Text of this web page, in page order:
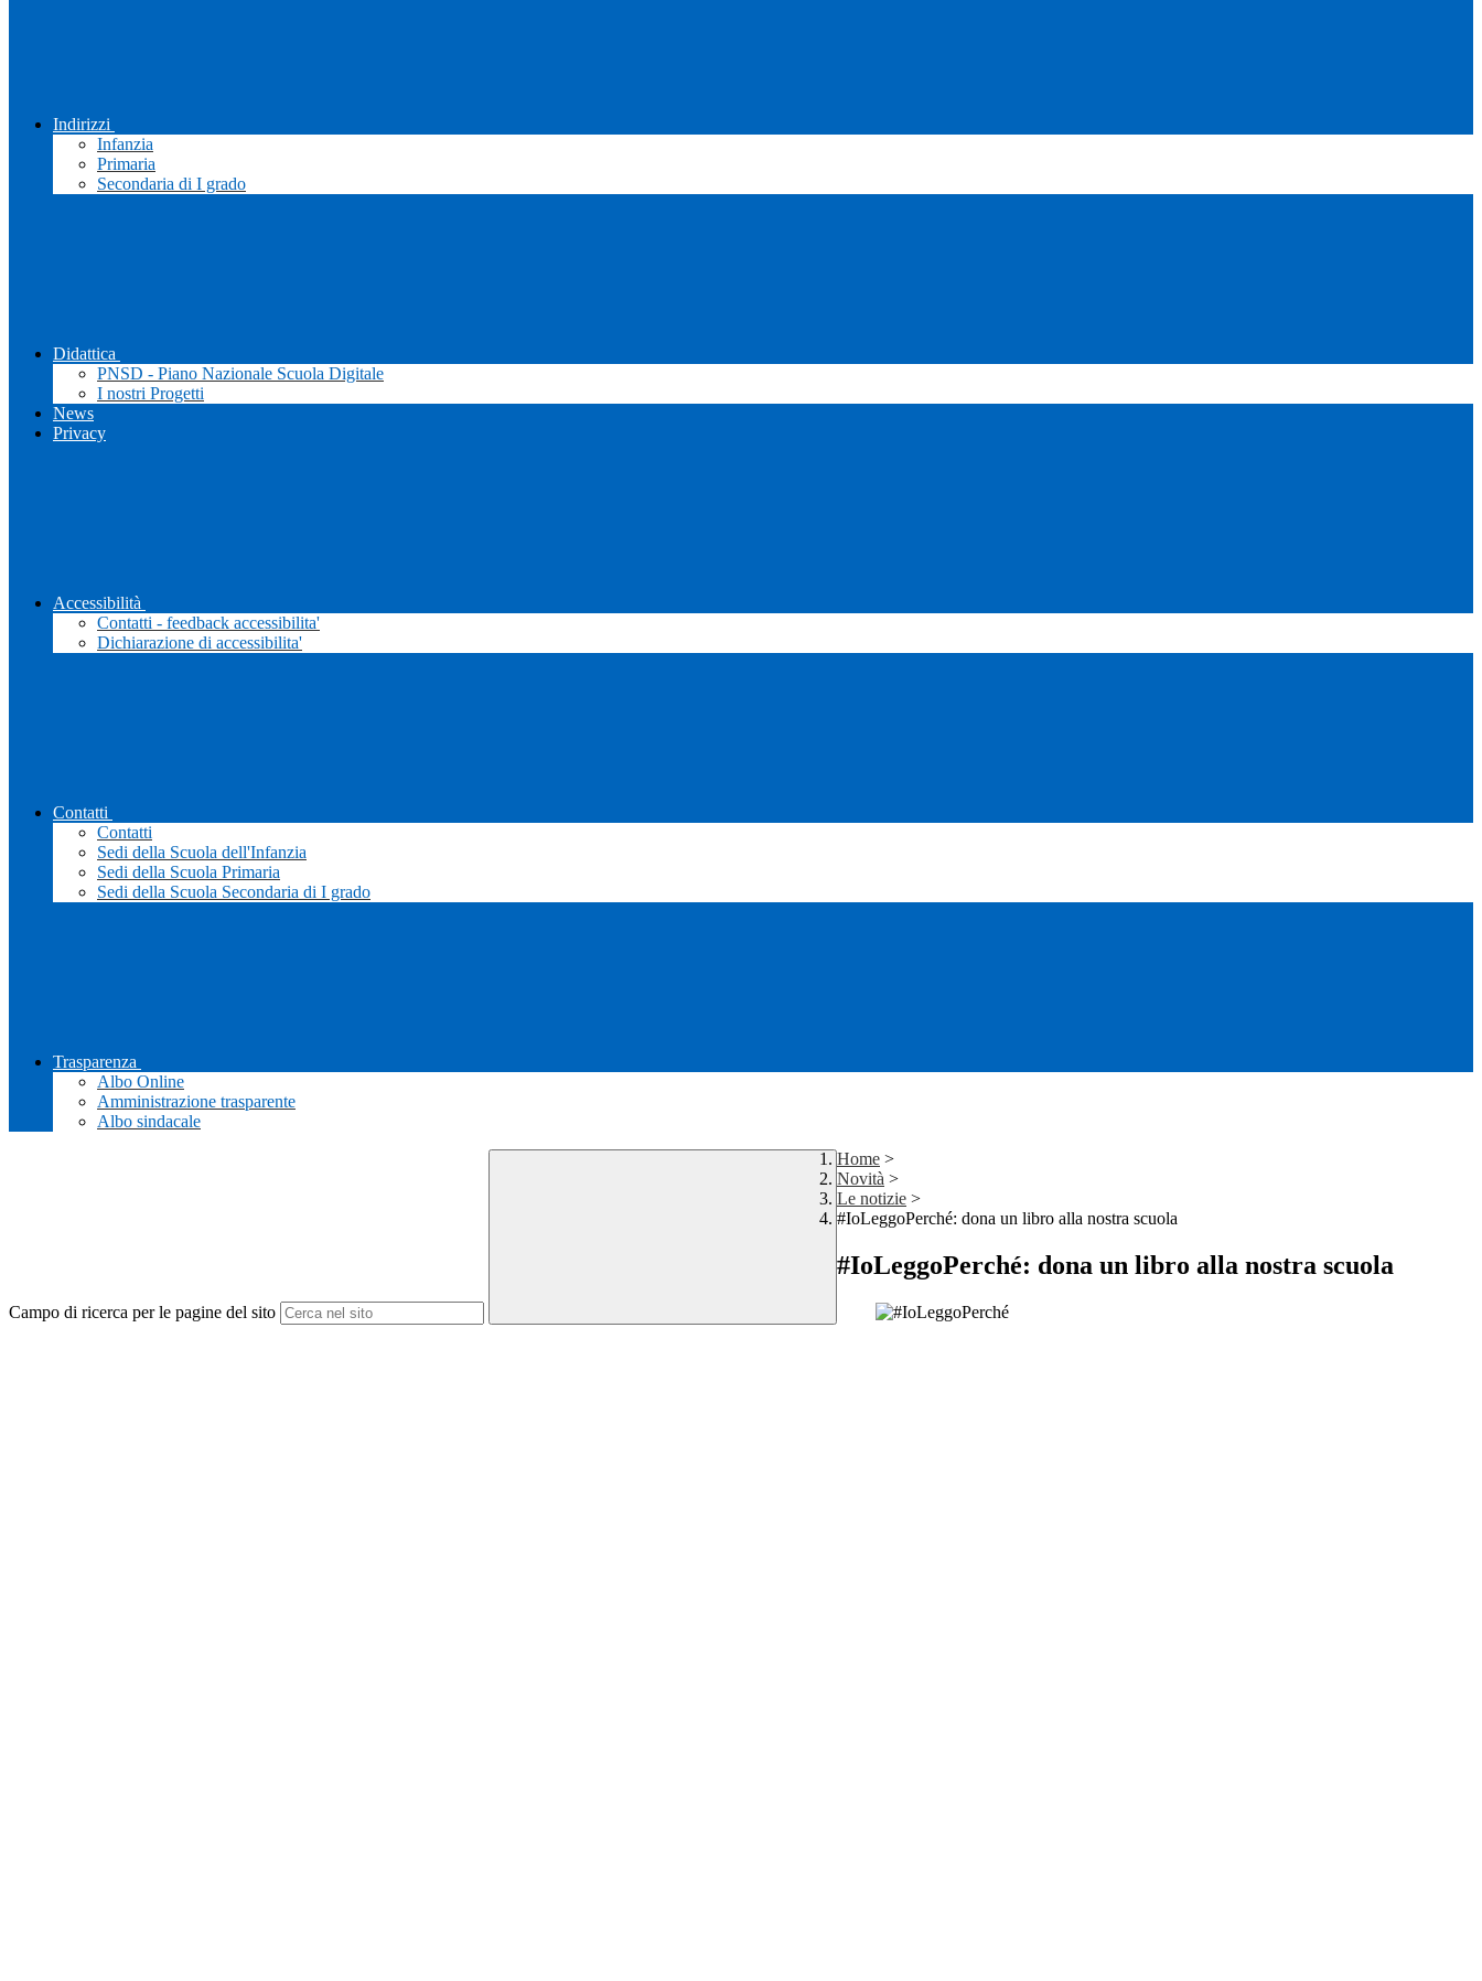
Indirizzi
Infanzia
Primaria
Secondaria di I grado
Didattica
PNSD - Piano Nazionale Scuola Digitale
I nostri Progetti
News
Privacy
Accessibilità
Contatti - feedback accessibilita'
Dichiarazione di accessibilita'
Contatti
Contatti
Sedi della Scuola dell'Infanzia
Sedi della Scuola Primaria
Sedi della Scuola Secondaria di I grado
Trasparenza
Albo Online
Amministrazione trasparente
Albo sindacale
Campo di ricerca per le pagine del sito
Home >
Novità >
Le notizie >
#IoLeggoPerché: dona un libro alla nostra scuola
#IoLeggoPerché: dona un libro alla nostra scuola